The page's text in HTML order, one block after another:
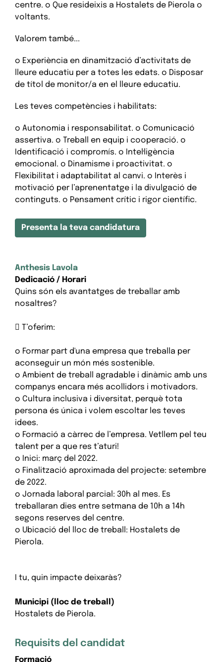
centre. o Que resideixis a Hostalets de Pierola o
voltants.
Valorem també...
o Experiència en dinamització d’activitats de
lleure educatiu per a totes les edats. o Disposar
de títol de monitor/a en el lleure educatiu.
Les teves competències i habilitats:
o Autonomia i responsabilitat. o Comunicació
assertiva. o Treball en equip i cooperació. o
Identificació i compromís. o Intel·ligència
emocional. o Dinamisme i proactivitat. o
Flexibilitat i adaptabilitat al canvi. o Interès i
motivació per l’aprenentatge i la divulgació de
continguts. o Pensament crític i rigor científic.
Presenta la teva candidatura
Anthesis Lavola
Dedicació / Horari
Quins són els avantatges de treballar amb
nosaltres?
 T’oferim:
o Formar part d'una empresa que treballa per
aconseguir un món més sostenible.
o Ambient de treball agradable i dinàmic amb uns
companys encara més acollidors i motivadors.
o Cultura inclusiva i diversitat, perquè tota
persona és única i volem escoltar les teves
idees.
o Formació a càrrec de l’empresa. Vetllem pel teu
talent per a que res t’aturi!
o Inici: març del 2022.
o Finalització aproximada del projecte: setembre
de 2022.
o Jornada laboral parcial: 30h al mes. Es
treballaran dies entre setmana de 10h a 14h
segons reserves del centre.
o Ubicació del lloc de treball: Hostalets de
Pierola.
I tu, quin impacte deixaràs?
Municipi (lloc de treball)
Hostalets de Pierola.
Requisits del candidat
Formació